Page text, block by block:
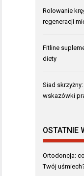
Rolowanie
regeneracji
Fitline
diety
Siad
wskazówki
OSTATNIE
Ortodoncja:
Twój